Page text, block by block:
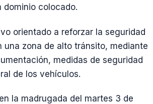
dominio colocado.
orientado a reforzar la seguridad
una zona de alto tránsito, mediante
medidas de seguridad
de los vehículos.
la madrugada del martes 3 de